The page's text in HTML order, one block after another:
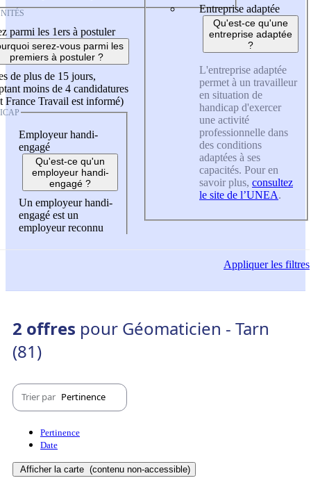
parmi les 1ers à postuler
serez-vous parmi les
premiers à postuler ?
de plus de 15 jours,
moins de 4 candidatures
France Travail est informé)
Employeur handi-
engagé
Qu'est-ce qu'un
employeur handi-
engagé ?
Un employeur handi-
engagé est un
employeur reconnu
Entreprise adaptée
Qu'est-ce qu'une
entreprise adaptée
?
L'entreprise adaptée
permet à un travailleur
en situation de
handicap d'exercer
une activité
professionnelle dans
des conditions
adaptées à ses
capacités. Pour en
savoir plus, consultez
le site de l’UNEA.
Appliquerles filtres
2 offres pour Géomaticien - Tarn
(81)
Trier par Pertinence
Pertinence
Date
Afficher la carte (contenu non-accessible)